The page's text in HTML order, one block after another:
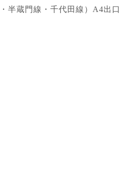
半蔵門線・千代田線）A4出